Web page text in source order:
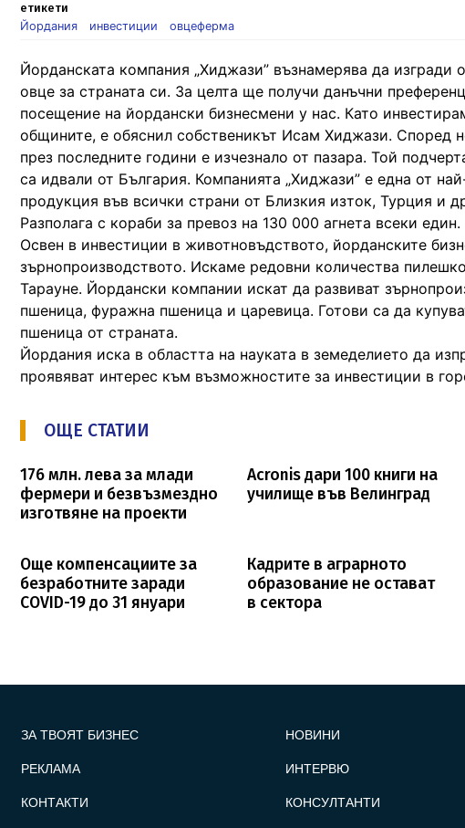
етикети
Йордания
инвестиции овцеферма
Йорданската компания „Хиджази” възнамерява да
овце за страната си. За целта ще получи данъчни
посещение на йордански бизнесмени у нас. Като
общините, е обяснил собственикът Исам Хиджази. Според
през последните години е изчезнало от пазара. Той
са идвали от България. Компанията „Хиджази” е една от
продукция във всички страни от Близкия изток, Турция и
Разполага с кораби за превоз на 130 000 агнета всеки един.
Освен в инвестиции в животновъдството, йорданските
зърнопроизводството. Искаме редовни количества
Тарауне. Йордански компании искат да развиват
пшеница, фуражна пшеница и царевица. Готови са да
пшеница от страната.
Йордания иска в областта на науката в земеделието да
проявяват интерес към възможностите за инвестиции в
ОЩЕ СТАТИИ
176 млн. лева за млади
фермери и безвъзмездно
изготвяне на проекти
Acronis дари 100 книги на
училище във Велинград
Още компенсациите за
безработните заради
COVID-19 до 31 януари
Кадрите в аграрното
образование не остават
в сектора
ЗА ТВОЯТ БИЗНЕС
РЕКЛАМА
КОНТАКТИ
НОВИНИ
ИНТЕРВЮ
КОНСУЛТАНТИ